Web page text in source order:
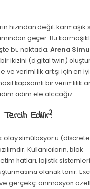
hızından değil, karmaşık
geçer. Bu
bu noktada,Arena
ikizini (digital twin)
ve verimlilik artışı için en
kapsamlı bir verimlilik
adım ele alacağız.
Edilir?
olay simülasyonu
Kullanıcıların, blok
hatları, lojistik
olanak tanır.
gerçekçi animasyon